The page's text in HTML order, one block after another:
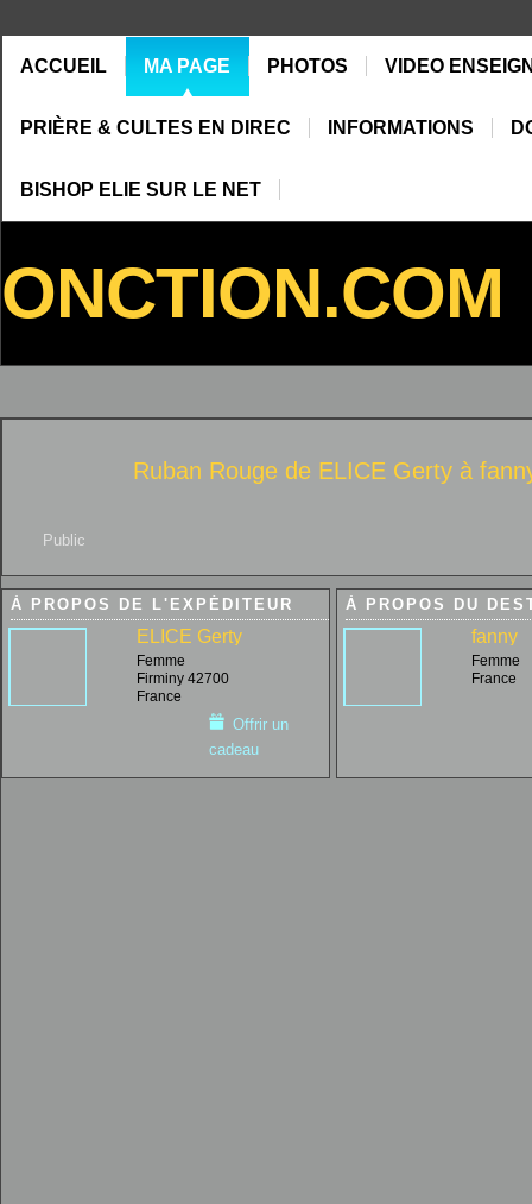
ACCUEIL MA PAGE PHOTOS VIDEO
PRIÈRE & CULTES EN DIREC INFORMATIONS
BISHOP ELIE SUR LE NET
ONCTION.COM
Public
Ruban Rouge de ELICE Gerty à
À PROPOS DE L'EXPÉDITEUR
ELICE Gerty
Femme
Firminy 42700
France
Offrir un
cadeau
À PROPOS DU
fanny
Femme
France